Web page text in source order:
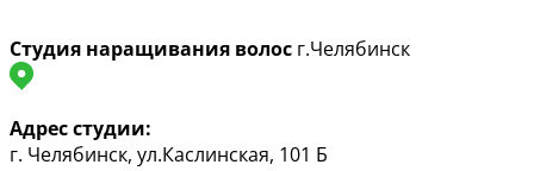
Студия наращивания волос г.Челябинск
Адрес студии:
г. Челябинск, ул.Каслинская, 101 Б